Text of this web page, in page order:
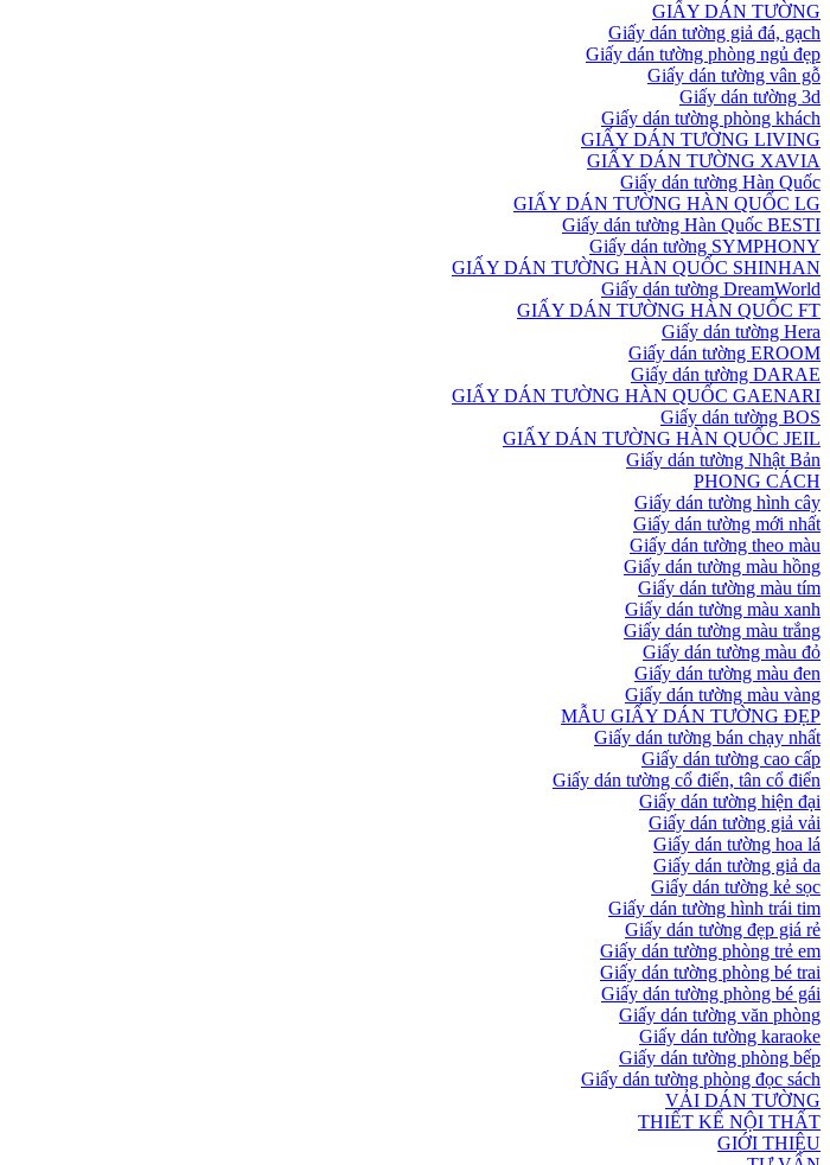
GIẤY DÁN TƯỜNG
Giấy dán tường giả đá, gạch
Giấy dán tường phòng ngủ đẹp
Giấy dán tường vân gỗ
Giấy dán tường 3d
Giấy dán tường phòng khách
GIẤY DÁN TƯỜNG LIVING
GIẤY DÁN TƯỜNG XAVIA
Giấy dán tường Hàn Quốc
GIẤY DÁN TƯỜNG HÀN QUỐC LG
Giấy dán tường Hàn Quốc BESTI
Giấy dán tường SYMPHONY
GIẤY DÁN TƯỜNG HÀN QUỐC SHINHAN
Giấy dán tường DreamWorld
GIẤY DÁN TƯỜNG HÀN QUỐC FT
Giấy dán tường Hera
Giấy dán tường EROOM
Giấy dán tường DARAE
GIẤY DÁN TƯỜNG HÀN QUỐC GAENARI
Giấy dán tường BOS
GIẤY DÁN TƯỜNG HÀN QUỐC JEIL
Giấy dán tường Nhật Bản
PHONG CÁCH
Giấy dán tường hình cây
Giấy dán tường mới nhất
Giấy dán tường theo màu
Giấy dán tường màu hồng
Giấy dán tường màu tím
Giấy dán tường màu xanh
Giấy dán tường màu trắng
Giấy dán tường màu đỏ
Giấy dán tường màu đen
Giấy dán tường màu vàng
MẪU GIẤY DÁN TƯỜNG ĐẸP
Giấy dán tường bán chạy nhất
Giấy dán tường cao cấp
Giấy dán tường cổ điển, tân cổ điển
Giấy dán tường hiện đại
Giấy dán tường giả vải
Giấy dán tường hoa lá
Giấy dán tường giả da
Giấy dán tường kẻ sọc
Giấy dán tường hình trái tim
Giấy dán tường đẹp giá rẻ
Giấy dán tường phòng trẻ em
Giấy dán tường phòng bé trai
Giấy dán tường phòng bé gái
Giấy dán tường văn phòng
Giấy dán tường karaoke
Giấy dán tường phòng bếp
Giấy dán tường phòng đọc sách
VẢI DÁN TƯỜNG
THIẾT KẾ NỘI THẤT
GIỚI THIỆU